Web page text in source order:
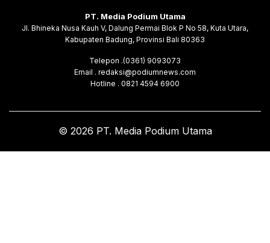
PT. Media Podium Utama
Jl. Bhineka Nusa Kauh V, Dalung Permai Blok P No 58, Kuta Utara,
Kabupaten Badung, Provinsi Bali 80363
Telepon .(0361) 9093073
Email . redaksi@podiumnews.com
Hotline . 0821 4594 6900
© 2026 PT. Media Podium Utama